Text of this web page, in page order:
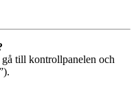
till kontrollpanelen och